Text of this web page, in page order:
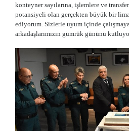
konteyner sayılarına, işlemlere ve
potansiyeli olan gerçekten büyük bir
ediyorum. Sizlerle uyum içinde
arkadaşlarımızın gümrük gününü